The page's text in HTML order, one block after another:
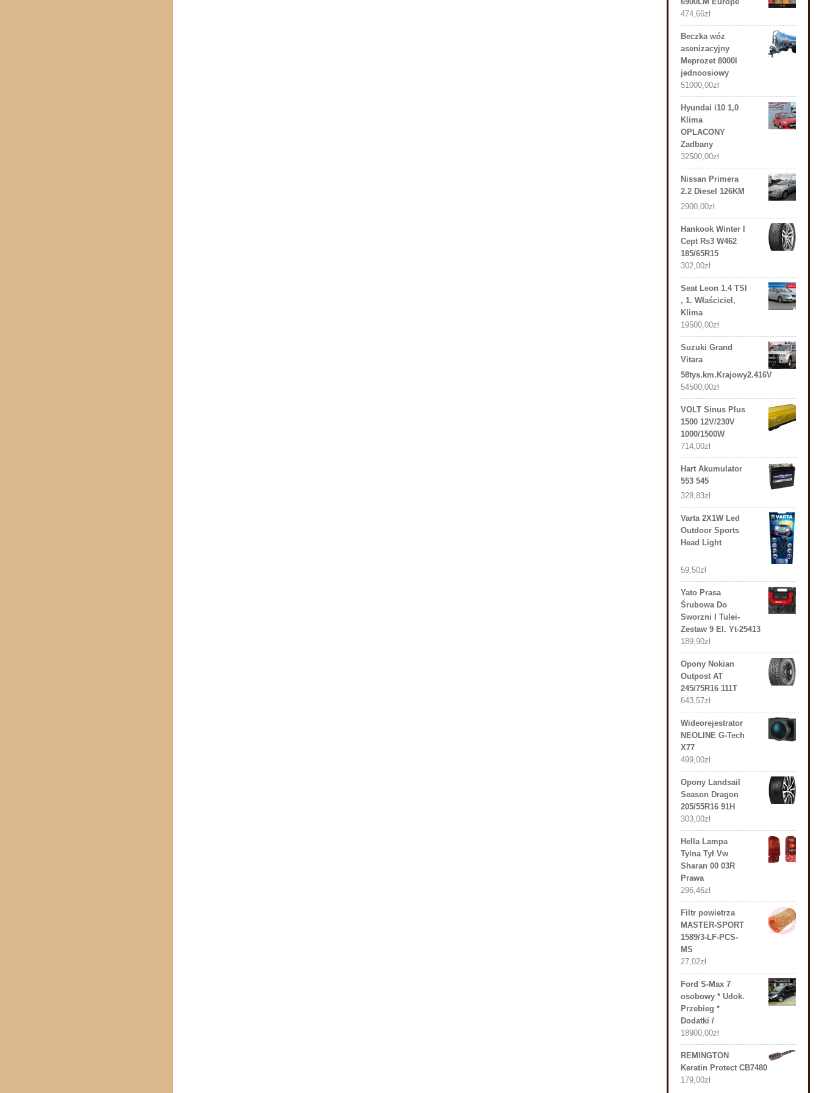
474,66zł
Beczka wóz
asenizacyjny
Meprozet 8000l
jednoosiowy
51000,00zł
Hyundai i10 1,0
Klima
OPLACONY
Zadbany
32500,00zł
Nissan Primera
2.2 Diesel 126KM
2900,00zł
Hankook Winter I
Cept Rs3 W462
185/65R15
302,00zł
Seat Leon 1.4 TSI
, 1. Właściciel,
Klima
19500,00zł
Suzuki Grand
Vitara
58tys.km.Krajowy2.416V
54500,00zł
VOLT Sinus Plus
1500 12V/230V
1000/1500W
714,00zł
Hart Akumulator
553 545
328,83zł
Varta 2X1W Led
Outdoor Sports
Head Light
59,50zł
Yato Prasa
Śrubowa Do
Sworzni I Tulei-
Zestaw 9 El. Yt-25413
189,90zł
Opony Nokian
Outpost AT
245/75R16 111T
643,57zł
Wideorejestrator
NEOLINE G-Tech
X77
499,00zł
Opony Landsail
Season Dragon
205/55R16 91H
303,00zł
Hella Lampa
Tylna Tył Vw
Sharan 00 03R
Prawa
296,46zł
Filtr powietrza
MASTER-SPORT
1589/3-LF-PCS-
MS
27,02zł
Ford S-Max 7
osobowy * Udok.
Przebieg *
Dodatki /
18900,00zł
REMINGTON
Keratin Protect CB7480
179,00zł